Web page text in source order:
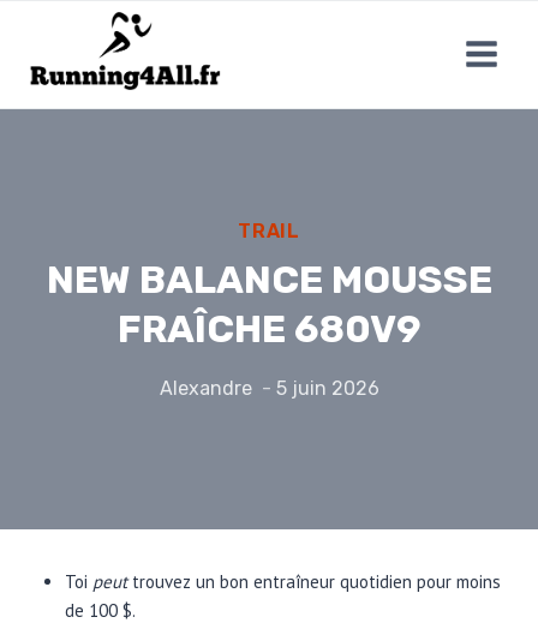
contenu
TRAIL
NEW BALANCE MOUSSE
FRAÎCHE 680V9
Alexandre 5 juin 2026
Toi peuttrouvez un bon entraîneur quotidien pour moins
de 100 $.